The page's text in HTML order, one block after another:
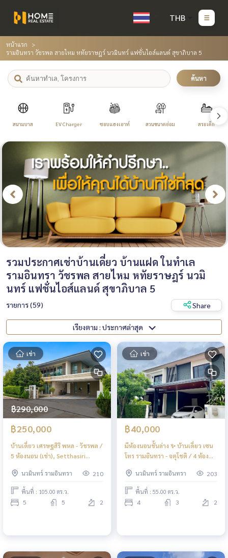
THB
หน้าแรก
รามอินทรา วัชรพล สายไหม หทัยราษฎร์ นวมินทร์ แฟชั่นไอส์แลนด์ สุขาภิบาล 5
ค้นหา
สนามบาส EV Charger ชอบแฮงเอาท์ สวนขนาดย่อม สระเด็ก
รวมประกาศเช่าบ้านเดี่ยว บ้านแฝด ในทำเล
รามอินทรา วัชรพล สายไหม หทัยราษฎร์ นวมิ
นทร์ แฟชั่นไอส์แลนด์ สุขาภิบาล 5
รายการ (59) Share
เรียงตาม : ประกาศล่าสุด
เช่า
฿290,000
฿250,000
บ้านเดี่ยว เศรษฐสิริ พหล - วัชรพล /
5 ห้องนอน (เช่า), Setthasiri
Bedrooms (FOR RENT) TAN889
นวมินทร์ รามอินทรา 210
พื้นที่ : 105.00 ตร.ว.
5 5 2
เช่า
฿40,000
มีห้องนอนชั้นล่าง ✨ บ้านเดี่ยว เซน
โทร รามอินทรา - จตุโชติ / 4 ห้อง
Chatuchot / Detached House 4
Bedrooms (FOR RENT) TAN709
นวมินทร์ รามอินทรา 203
พื้นที่ : 55.00 ตร.ว.
4 3 2